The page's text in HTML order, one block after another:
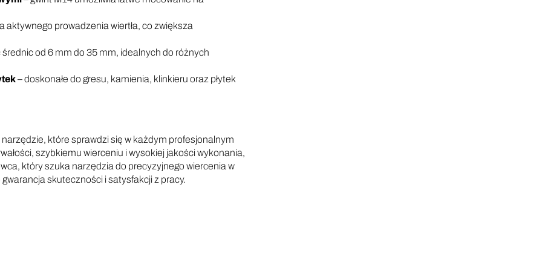
aktywnego prowadzenia wiertła, co zwiększa
od 6 mm do 35 mm, idealnych do różnych
– doskonałe do gresu, kamienia, klinkieru oraz płytek
które sprawdzi się w każdym profesjonalnym
szybkiemu wierceniu i wysokiej jakości wykonania,
który szuka narzędzia do precyzyjnego wiercenia w
skuteczności i satysfakcji z pracy.